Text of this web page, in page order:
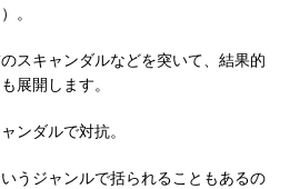
。
スキャンダルなどを突いて、結果的
展開します。
ンダルで対抗。
うジャンルで括られることもあるの